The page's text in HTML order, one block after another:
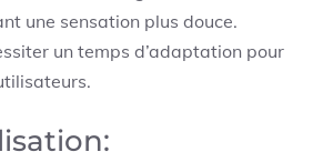
une sensation plus douce.
un temps d’adaptation pour